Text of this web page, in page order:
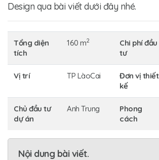
Design qua bài viết dưới đây nhé.
Tổng diện
tích
160 m2
Chi phí đầu
tư
Vị trí TP LàoCai
Đơn vị thiết
kế
Chủ đầu tư
dự án
Anh Trung
Phong
cách
Nội dung bài viết.